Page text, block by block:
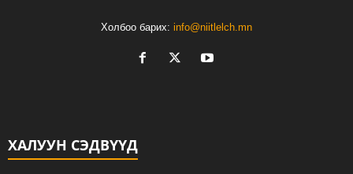
Холбоо барих: info@niitlelch.mn
ХАЛУУН СЭДВҮҮД